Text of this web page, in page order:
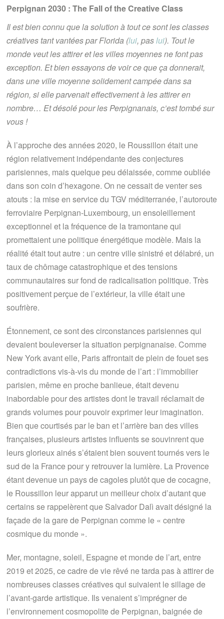
Perpignan 2030 : The Fall of the Creative Class
Il est bien connu que la solution à tout ce sont les classes
créatives tant vantées par Florida (lui, paslui). Tout le
monde veut les attirer et les villes moyennes ne font pas
exception. Et bien essayons de voir ce que ça donnerait,
dans une ville moyenne solidement campée dans sa
région, si elle parvenait effectivement à les attirer en
nombre… Et désolé pour les Perpignanais, c’est tombé sur
vous !
À l’approche des années 2020, le Roussillon était une
région relativement indépendante des conjectures
parisiennes, mais quelque peu délaissée, comme oubliée
dans son coin d’hexagone. On ne cessait de venter ses
atouts : la mise en service du TGV méditerranée, l’autoroute
ferroviaire Perpignan-Luxembourg, un ensoleillement
exceptionnel et la fréquence de la tramontane qui
promettaient une politique énergétique modèle. Mais la
réalité était tout autre : un centre ville sinistré et délabré, un
taux de chômage catastrophique et des tensions
communautaires sur fond de radicalisation politique. Très
positivement perçue de l’extérieur, la ville était une
soufrière.
Étonnement, ce sont des circonstances parisiennes qui
devaient bouleverser la situation perpignanaise. Comme
New York avant elle, Paris affrontait de plein de fouet ses
contradictions vis-à-vis du monde de l’art : l’immobilier
parisien, même en proche banlieue, était devenu
inabordable pour des artistes dont le travail réclamait de
grands volumes pour pouvoir exprimer leur imagination.
Bien que courtisés par le ban et l’arrière ban des villes
françaises, plusieurs artistes influents se souvinrent que
leurs glorieux ainés s’étaient bien souvent tournés vers le
sud de la France pour y retrouver la lumière. La Provence
étant devenue un pays de cagoles plutôt que de cocagne,
le Roussillon leur apparut un meilleur choix d’autant que
certains se rappelèrent que Salvador Dalì avait désigné la
façade de la gare de Perpignan comme le « centre
cosmique du monde ».
Mer, montagne, soleil, Espagne et monde de l’art, entre
2019 et 2025, ce cadre de vie rêvé ne tarda pas à attirer de
nombreuses classes créatives qui suivaient le sillage de
l’avant-garde artistique. Ils venaient s’imprégner de
l’environnement cosmopolite de Perpignan, baignée de